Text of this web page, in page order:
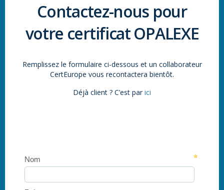
Contactez-nous pour
votre certificat OPALEXE
Remplissez le formulaire ci-dessous et un collaborateur
CertEurope vous recontactera bientôt.
Déjà client ? C’est par ici